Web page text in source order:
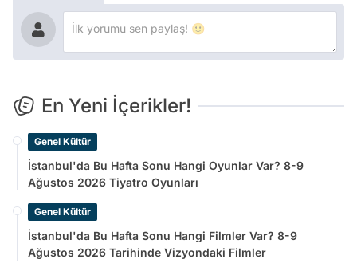
En Yeni İçerikler!
Genel Kültür
İstanbul'da Bu Hafta Sonu Hangi Oyunlar Var? 8-9
Ağustos 2026 Tiyatro Oyunları
Genel Kültür
İstanbul'da Bu Hafta Sonu Hangi Filmler Var? 8-9
Ağustos 2026 Tarihinde Vizyondaki Filmler